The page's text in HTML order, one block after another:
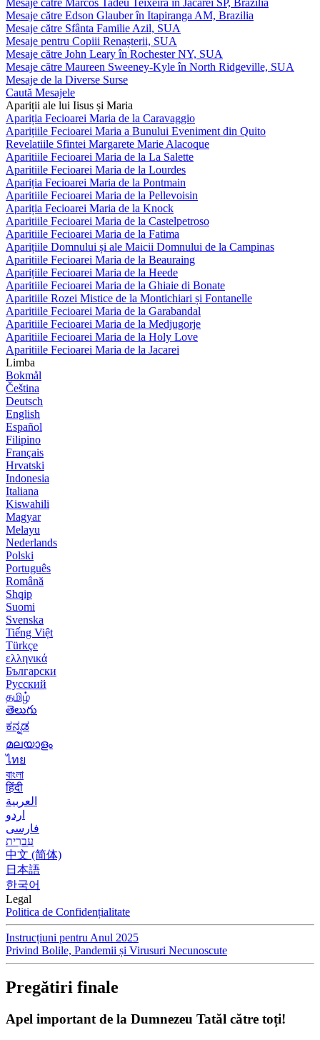
Mesaje către Edson Glauber în Itapiranga AM, Brazilia
Mesaje către Sfânta Familie Azil, SUA
Mesaje pentru Copiii Renașterii, SUA
Mesaje către John Leary în Rochester NY, SUA
Mesaje către Maureen Sweeney-Kyle în North Ridgeville, SUA
Mesaje de la Diverse Surse
Caută Mesajele
Apariții ale lui Iisus și Maria
Apariția Fecioarei Maria de la Caravaggio
Aparițiile Fecioarei Maria a Bunului Eveniment din Quito
Revelatiile Sfintei Margarete Marie Alacoque
Aparitiile Fecioarei Maria de la La Salette
Aparitiile Fecioarei Maria de la Lourdes
Apariția Fecioarei Maria de la Pontmain
Aparitiile Fecioarei Maria de la Pellevoisin
Apariția Fecioarei Maria de la Knock
Aparitiile Fecioarei Maria de la Castelpetroso
Aparitiile Fecioarei Maria de la Fatima
Aparițiile Domnului și ale Maicii Domnului de la Campinas
Aparitiile Fecioarei Maria de la Beauraing
Aparițiile Fecioarei Maria de la Heede
Aparitiile Fecioarei Maria de la Ghiaie di Bonate
Aparitiile Rozei Mistice de la Montichiari și Fontanelle
Aparitiile Fecioarei Maria de la Garabandal
Aparitiile Fecioarei Maria de la Medjugorje
Aparitiile Fecioarei Maria de la Holy Love
Aparitiile Fecioarei Maria de la Jacarei
Limba
Bokmål
Čeština
Deutsch
English
Español
Filipino
Français
Hrvatski
Indonesia
Italiana
Kiswahili
Magyar
Melayu
Nederlands
Polski
Português
Română
Shqip
Suomi
Svenska
Tiếng Việt
Türkçe
ελληνικά
Български
Русский
தமிழ்
తెలుగు
ಕನ್ನಡ
മലയാളം
ไทย
বাংলা
हिंदी
العربية
اردو
فارسی
עִברִית
中文 (简体)
日本語
한국어
Legal
Politica de Confidențialitate
Instrucțiuni pentru Anul 2025
Privind Bolile, Pandemii și Virusuri Necunoscute
Pregătiri finale
Apel important de la Dumnezeu Tatăl către toți!